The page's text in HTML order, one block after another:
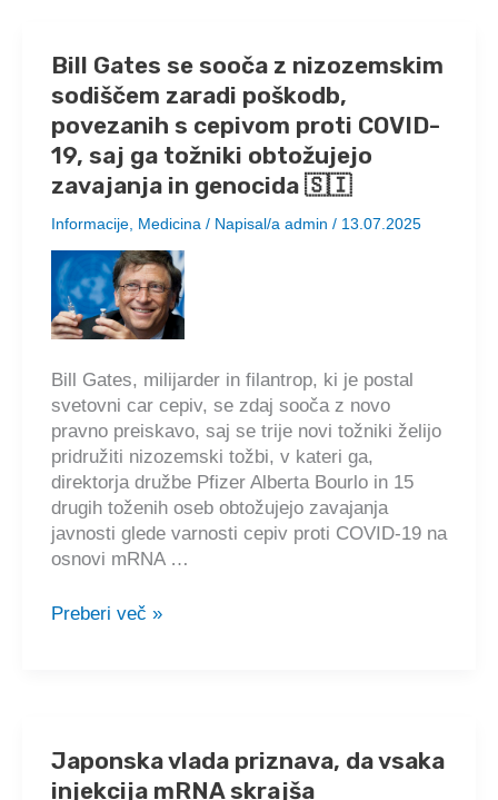
Bill Gates se sooča z nizozemskim
sodiščem zaradi poškodb,
povezanih s cepivom proti COVID-
19, saj ga tožniki obtožujejo
zavajanja in genocida 🇸🇮
Informacije, Medicina / Napisal/a admin / 13.07.2025
Bill Gates, milijarder in filantrop, ki je postal
svetovni car cepiv, se zdaj sooča z novo
pravno preiskavo, saj se trije novi tožniki želijo
pridružiti nizozemski tožbi, v kateri ga,
direktorja družbe Pfizer Alberta Bourlo in 15
drugih toženih oseb obtožujejo zavajanja
javnosti glede varnosti cepiv proti COVID-19 na
osnovi mRNA …
Bill
sodiščem
zaradi
Preberi več »
Japonska vlada priznava, da vsaka
injekcija mRNA skrajša